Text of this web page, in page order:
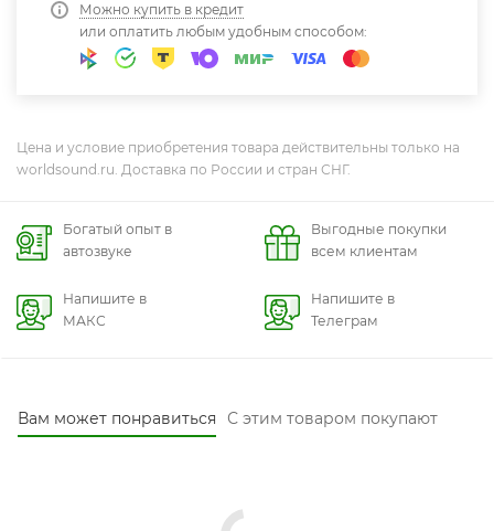
Можно купить в кредит
или оплатить любым удобным способом:
Цена и условие приобретения товара действительны только на
worldsound.ru. Доставка по России и стран СНГ.
Богатый опыт в
автозвуке
Выгодные покупки
всем клиентам
Напишите в
МАКС
Напишите в
Телеграм
Вам может понравиться С этим товаром покупают